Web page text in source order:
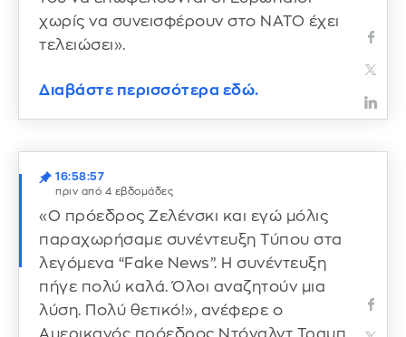
χωρίς να συνεισφέρουν στο ΝΑΤΟ έχει
τελειώσει».
Διαβάστε περισσότερα εδώ.
16:58:57
πριν από 4 εβδομάδες
«Ο πρόεδρος Ζελένσκι και εγώ μόλις
παραχωρήσαμε συνέντευξη Τύπου στα
λεγόμενα “Fake News”. Η συνέντευξη
πήγε πολύ καλά. Όλοι αναζητούν μια
λύση. Πολύ θετικό!», ανέφερε ο
Αμερικανός πρόεδρος Ντόναλντ Τραμπ